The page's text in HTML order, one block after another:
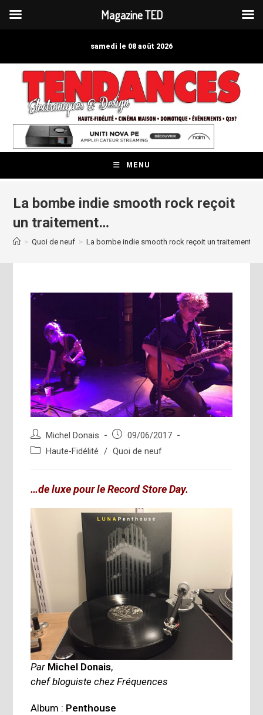
samedi le 08 août 2026
MENU
La bombe indie smooth rock reçoit
un traitement…
> Quoi de neuf > La bombe indie smooth rock reçoit un traitement…
Auteur/autrice
de
Michel Donais
Publication
publiée :
09/06/2017
PostHaute-Fidélité / Quoi de neuf
…de luxe pour le Record Store Day.
Par Michel Donais,
chef bloguiste chez Fréquences
Album : Penthouse
Magazine TED